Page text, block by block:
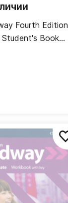
Fourth Edition
Student's Book